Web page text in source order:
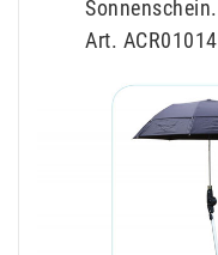
Sonnenschein.
Art. ACR01014